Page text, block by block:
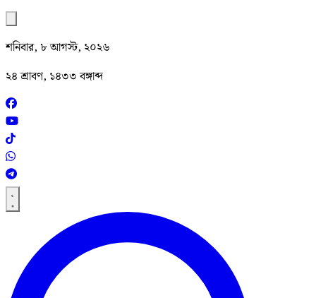
শনিবার, ৮ আগস্ট, ২০২৬
২৪ শ্রাবণ, ১৪৩৩ বঙ্গাব্দ